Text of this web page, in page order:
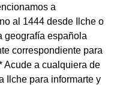
a
al 1444 desde Ilche o
geografía española
correspondiente para
Acude a cualquiera de
Ilche para informarte y